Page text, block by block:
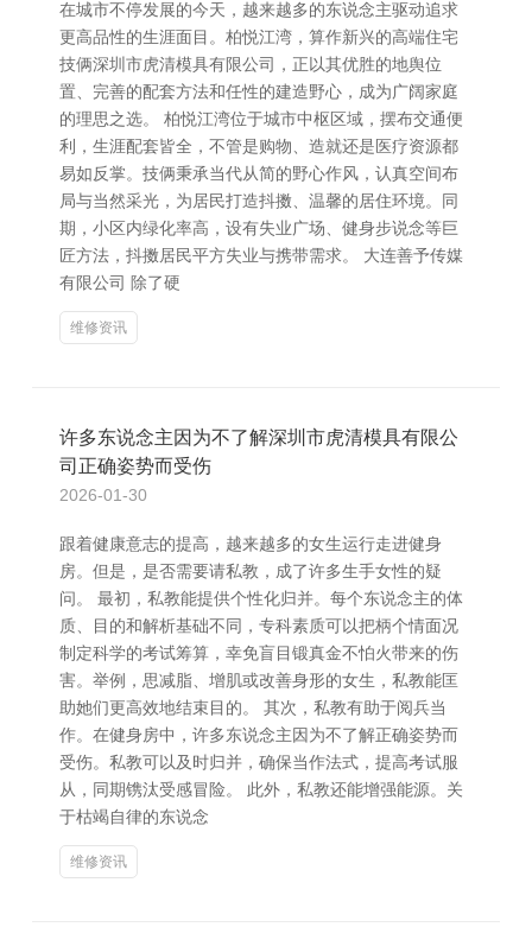
在城市不停发展的今天，越来越多的东说念主驱动追求
更高品性的生涯面目。柏悦江湾，算作新兴的高端住宅
技俩深圳市虎清模具有限公司，正以其优胜的地舆位
置、完善的配套方法和任性的建造野心，成为广阔家庭
的理思之选。 柏悦江湾位于城市中枢区域，摆布交通便
利，生涯配套皆全，不管是购物、造就还是医疗资源都
易如反掌。技俩秉承当代从简的野心作风，认真空间布
局与当然采光，为居民打造抖擞、温馨的居住环境。同
期，小区内绿化率高，设有失业广场、健身步说念等巨
匠方法，抖擞居民平方失业与携带需求。 大连善予传媒
有限公司 除了硬
维修资讯
许多东说念主因为不了解深圳市虎清模具有限公
司正确姿势而受伤
2026-01-30
跟着健康意志的提高，越来越多的女生运行走进健身
房。但是，是否需要请私教，成了许多生手女性的疑
问。 最初，私教能提供个性化归并。每个东说念主的体
质、目的和解析基础不同，专科素质可以把柄个情面况
制定科学的考试筹算，幸免盲目锻真金不怕火带来的伤
害。举例，思减脂、增肌或改善身形的女生，私教能匡
助她们更高效地结束目的。 其次，私教有助于阅兵当
作。在健身房中，许多东说念主因为不了解正确姿势而
受伤。私教可以及时归并，确保当作法式，提高考试服
从，同期镌汰受感冒险。 此外，私教还能增强能源。关
于枯竭自律的东说念
维修资讯